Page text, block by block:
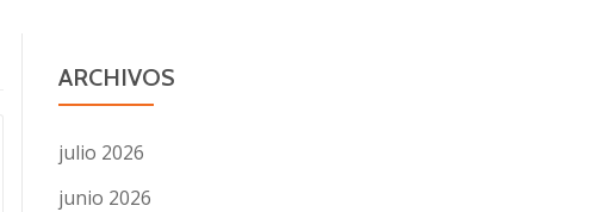
ARCHIVOS
julio 2026
junio 2026